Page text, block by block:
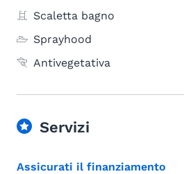
Scaletta bagno
Sprayhood
Antivegetativa
Servizi
Assicurati il finanziamento